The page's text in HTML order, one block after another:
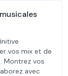
vos mix et de
Montrez vos
avec